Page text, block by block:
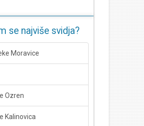
se najviše svidja?
Moravice
Ozren
Kalinovica